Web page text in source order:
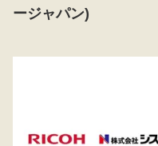
ージャパン)